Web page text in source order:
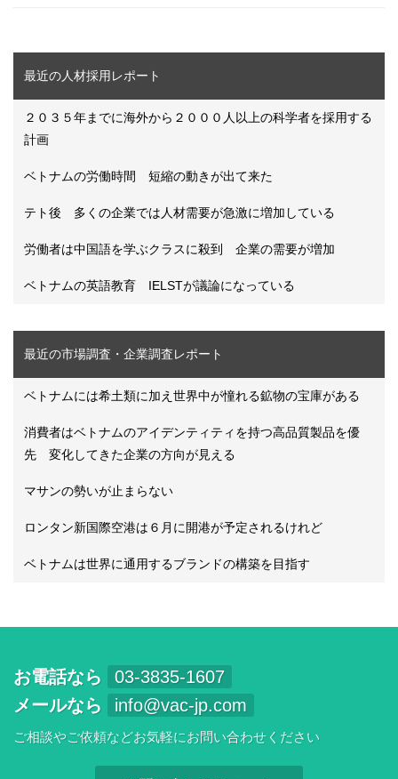
最近の人材採用レポート
２０３５年までに海外から２０００人以上の科学者を採用する
計画
ベトナムの労働時間 短縮の動きが出て来た
テト後 多くの企業では人材需要が急激に増加している
労働者は中国語を学ぶクラスに殺到 企業の需要が増加
ベトナムの英語教育 IELSTが議論になっている
最近の市場調査・企業調査レポート
ベトナムには希土類に加え世界中が憧れる鉱物の宝庫がある
消費者はベトナムのアイデンティティを持つ高品質製品を優
先 変化してきた企業の方向が見える
マサンの勢いが止まらない
ロンタン新国際空港は６月に開港が予定されるけれど
ベトナムは世界に通用するブランドの構築を目指す
お電話なら
03-3835-1607
メールなら
info@vac-jp.com
ご相談やご依頼などお気軽にお問い合わせください